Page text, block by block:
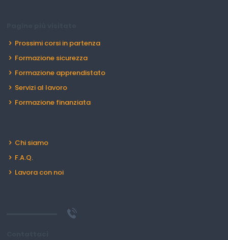
Prossimi corsi in partenza
Formazione sicurezza
Formazione apprendistato
Servizi al lavoro
Formazione finanziata
Chi siamo
F.A.Q.
Lavora con noi